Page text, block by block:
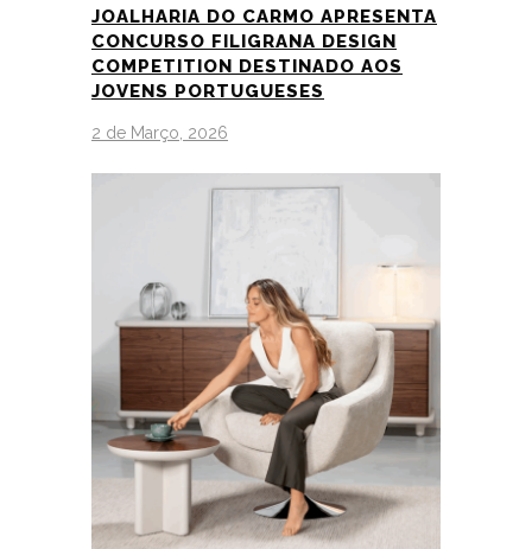
JOALHARIA DO CARMO APRESENTA
CONCURSO FILIGRANA DESIGN
COMPETITION DESTINADO AOS
JOVENS PORTUGUESES
2 de Março, 2026